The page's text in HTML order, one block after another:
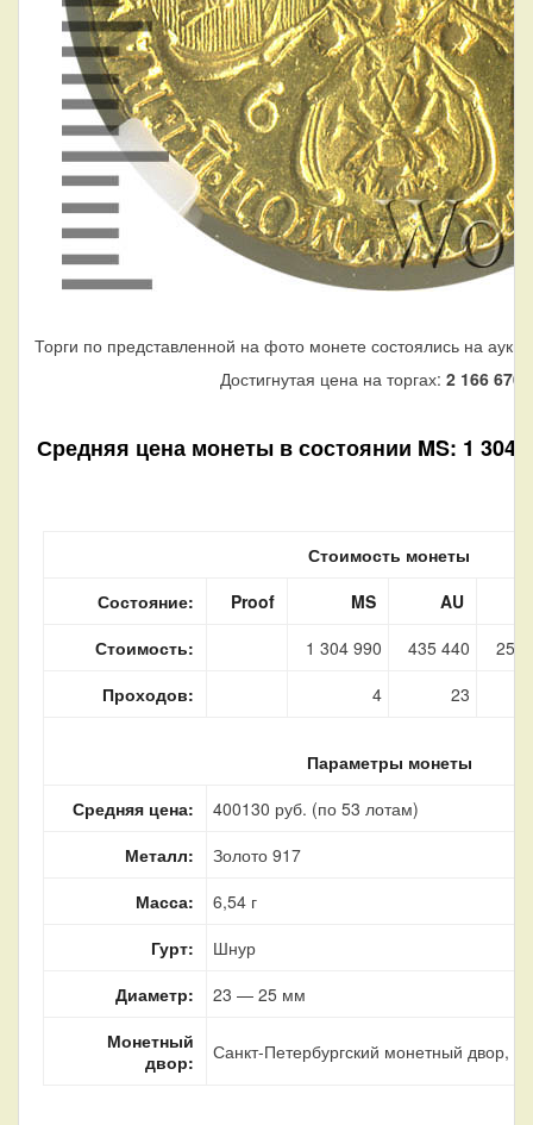
Торги по представленной на фото монете состоялись на
Достигнутая цена на торгах: 2 166 670
Средняя цена монеты в состоянии MS: 1 304
Стоимость монеты
Состояние:
Proof MS AU
Стоимость:
1 304 990 435 440
250
Проходов:
4 23
Параметры монеты
Средняя цена:
400130 руб. (по 53 лотам)
Металл:
Золото 917
Масса:
6,54 г
Гурт:
Шнур
Диаметр:
23 — 25 мм
Монетный
двор:
Санкт-Петербургский монетный двор, г.